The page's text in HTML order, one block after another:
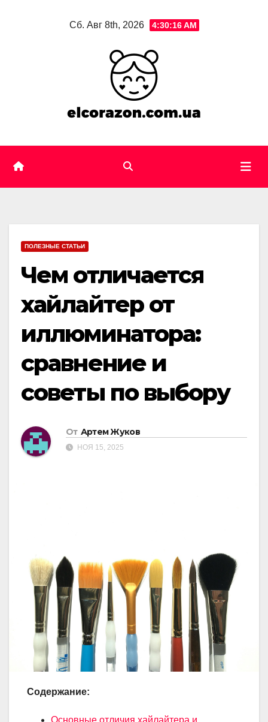
Сб. Авг 8th, 2026 4:30:18 AM
ПОЛЕЗНЫЕ СТАТЬИ
Чем отличается
хайлайтер от
иллюминатора:
сравнение и
советы по выбору
От Артем Жуков
НОЯ 15, 2025
Содержание:
Основные отличия хайлайтера и